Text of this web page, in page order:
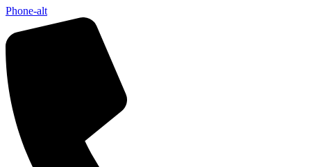
Phone-alt